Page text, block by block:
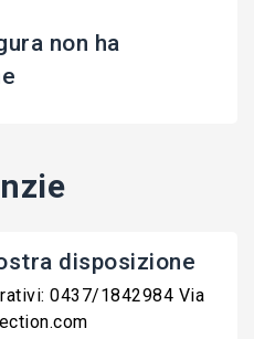
non ha
disposizione
0437/1842984 Via